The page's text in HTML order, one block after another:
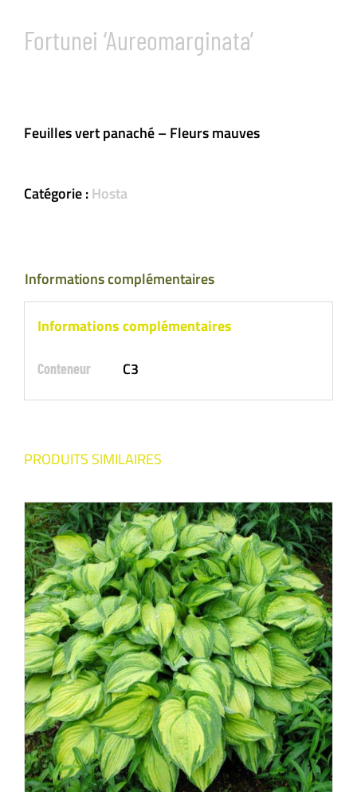
Fortunei ‘Aureomarginata’
Feuilles vert panaché – Fleurs mauves
Catégorie :Hosta
Informations complémentaires
Informations complémentaires
Conteneur C3
PRODUITS SIMILAIRES